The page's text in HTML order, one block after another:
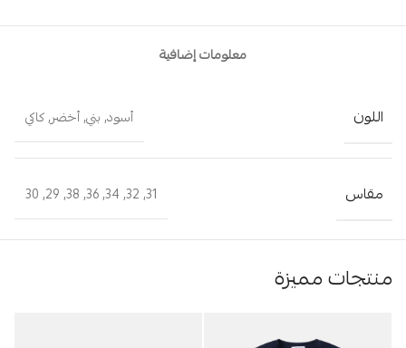
معلومات إضافية
اللون أسود, بني,أخضر,كاكي
مقاس 31
,
32
,
34
,
36
,
38
,
29
,
30
منتجات مميزة